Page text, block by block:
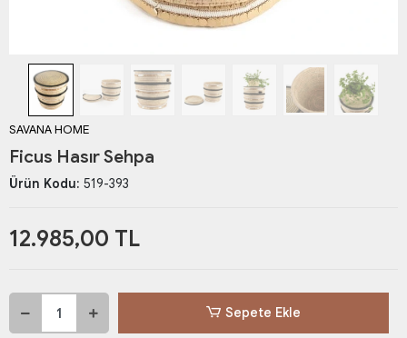
SAVANA HOME
Ficus Hasır Sehpa
Ürün Kodu: 519-393
12.985,00 TL
Sepete Ekle